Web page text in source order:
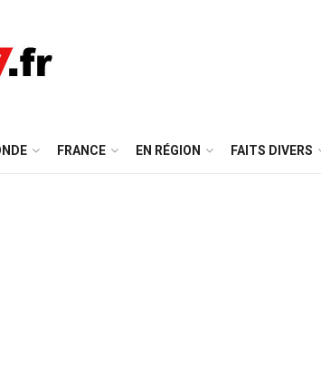
FRANCE EN RÉGION FAITS DIVERS